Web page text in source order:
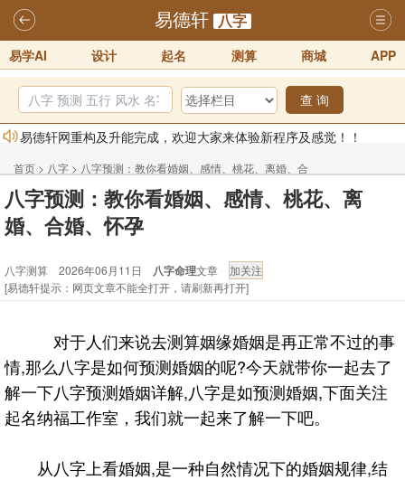
易德轩 八字
易学AI 设计 起名 测算 商城 APP
查 询
易德轩网重构及升能完成，欢迎大家来体验新程序及感觉！！
2025-07-01
2026年化太岁锦囊属马、鼠、牛、龙、兔、狗、鸡生肖化太岁开始预
订！！
2025-10-01
易德轩首席风水大师铁笔居士简介！！
2021-9-2
易德轩通告：本网站易德轩商标及LOGO注册声明
体验！！
2025-07-01
首页 > 八字 > 八字预测：教你看婚姻、感情、桃花、离婚、合
婚、怀孕 - 八字测算
八字预测：教你看婚姻、感情、桃花、离
婚、合婚、怀孕
八字测算 2026年06月11日 八字命理文章
[易德轩提示：网页文章不能全打开，请刷新再打开]
对于人们来说去测算姻缘婚姻是再正常不过的事
情,那么八字是如何预测婚姻的呢?今天就带你一起去了
解一下八字预测婚姻详解,八字是如预测婚姻,下面关注
起名纳福工作室，我们就一起来了解一下吧。
从八字上看婚姻,是一种自然情况下的婚姻规律,结